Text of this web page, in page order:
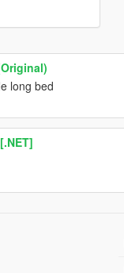
long bed